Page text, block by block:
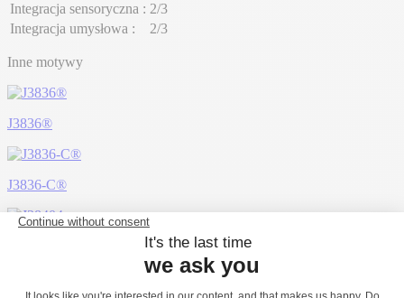
Integracja sensoryczna : 2/3
Integracja umysłowa :
2/3
Inne motywy
J3836®
J3836-C®